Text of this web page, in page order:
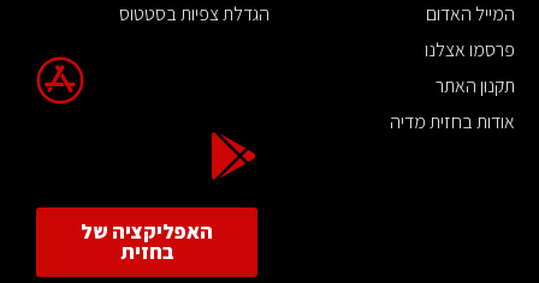
המייל האדום
פרסמו אצלנו
תקנון האתר
אודות בחזית מדיה
הגדלת צפיות בסטטוס
האפליקציה של
בחזית